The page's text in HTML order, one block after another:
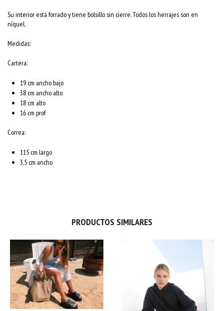
Su interior está forrado y tiene bolsillo sin cierre. Todos los herrajes son en
níquel.
Medidas:
Cartera:
19 cm ancho bajo
38 cm ancho alto
18 cm alto
16 cm prof
Correa:
115 cm largo
3,5 cm ancho
PRODUCTOS SIMILARES